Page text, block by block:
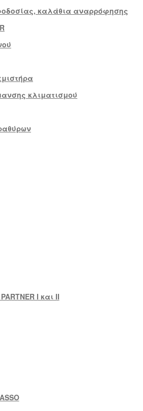
καλάθια αναρρόφησης
κλιματισμού
I και II